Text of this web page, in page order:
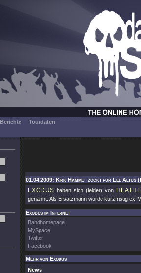
Berichte Tourdaten
01.04.2009: Kirk Hammet zockt für Lee Altus
EXODUS haben sich (leider) von
genannt. Als Ersatzmann wurde kurzfristig ex-
Exodus im Internet
Bandhomepage
MySpace
Twitter
Facebook
Mehr von Exodus
News